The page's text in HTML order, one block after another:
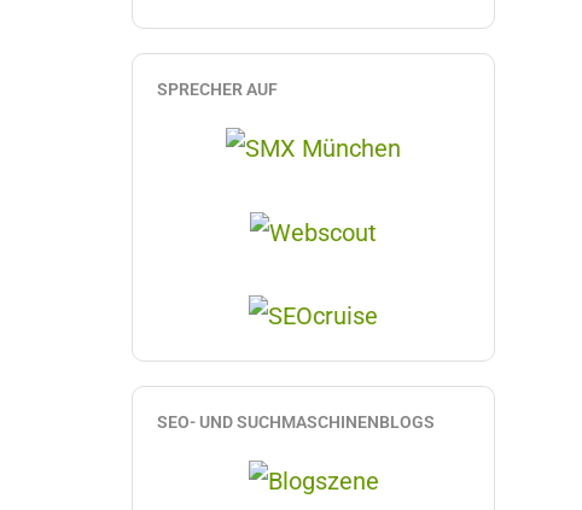
SPRECHER AUF
SEO- UND SUCHMASCHINENBLOGS